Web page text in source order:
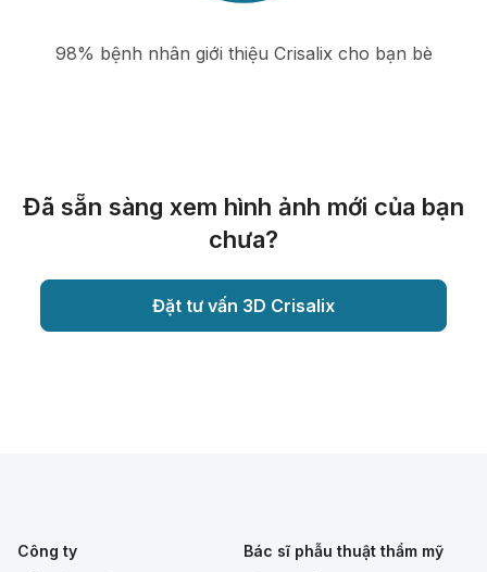
98% bệnh nhân giới thiệu Crisalix cho bạn bè
Đã sẵn sàng xem hình ảnh mới của bạn
chưa?
Đặt tư vấn 3D Crisalix
Công ty
Bác sĩ phẫu thuật thẩm mỹ